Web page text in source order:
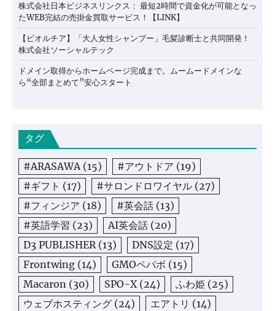
株式会社日本ビジネスリンクス： 最短2時間で資金化が可能となっ
たWEB完結の売掛金買取サービス！【LINK】
【ビオルチア】「大人女性シャンプー」毛髪診断士と共同開発！
株式会社ソーシャルテック
ドメイン取得からホームページ完成まで。ムームードメインな
ら“全部まとめて”安心スタート
タグ
#ARASAWA(15) #アウトドア (19)
#ギフト (17) #サロンドロワイヤル (27)
#フィンジア (18) #英会話 (13)
#英語学習 (23) AI英会話 (20)
D3 PUBLISHER(13) DNS設定 (17)
Frontwing (14) GMOペパボ (15)
Macaron (30) SPO-X(24) ふわ姫 (25)
ウェブホスティング (24) エアトリ (14)